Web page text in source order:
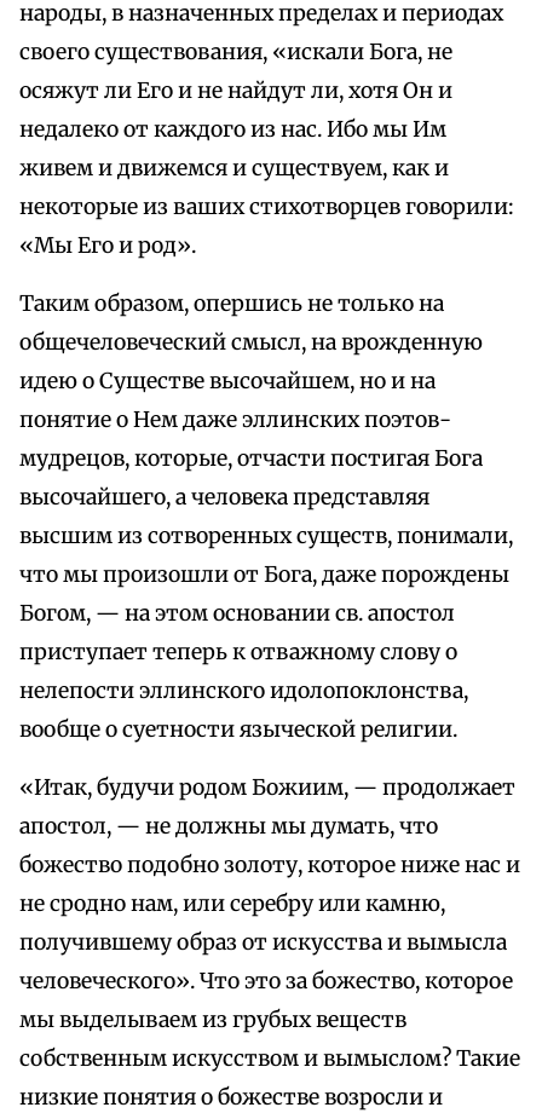
народы, в назначенных пределах и периодах
своего существования, «искали Бога, не
осяжут ли Его и не найдут ли, хотя Он и
недалеко от каждого из нас. Ибо мы Им
живем и движемся и существуем, как и
некоторые из ваших стихотворцев говорили:
«Мы Его и род».
Таким образом, опершись не только на
общечеловеческий смысл, на врожденную
идею о Существе высочайшем, но и на
понятие о Нем даже эллинских поэтов-
мудрецов, которые, отчасти постигая Бога
высочайшего, а человека представляя
высшим из сотворенных существ, понимали,
что мы произошли от Бога, даже порождены
Богом, — на этом основании св. апостол
приступает теперь к отважному слову о
нелепости эллинского идолопоклонства,
вообще о суетности языческой религии.
«Итак, будучи родом Божиим, — продолжает
апостол, — не должны мы думать, что
божество подобно золоту, которое ниже нас и
не сродно нам, или серебру или камню,
получившему образ от искусства и вымысла
человеческого». Что это за божество, которое
мы выделываем из грубых веществ
собственным искусством и вымыслом? Такие
низкие понятия о божестве возросли и